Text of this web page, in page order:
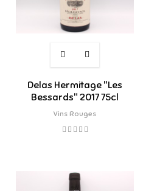
Delas Hermitage "Les
Bessards" 2017 75cl
Vins Rouges